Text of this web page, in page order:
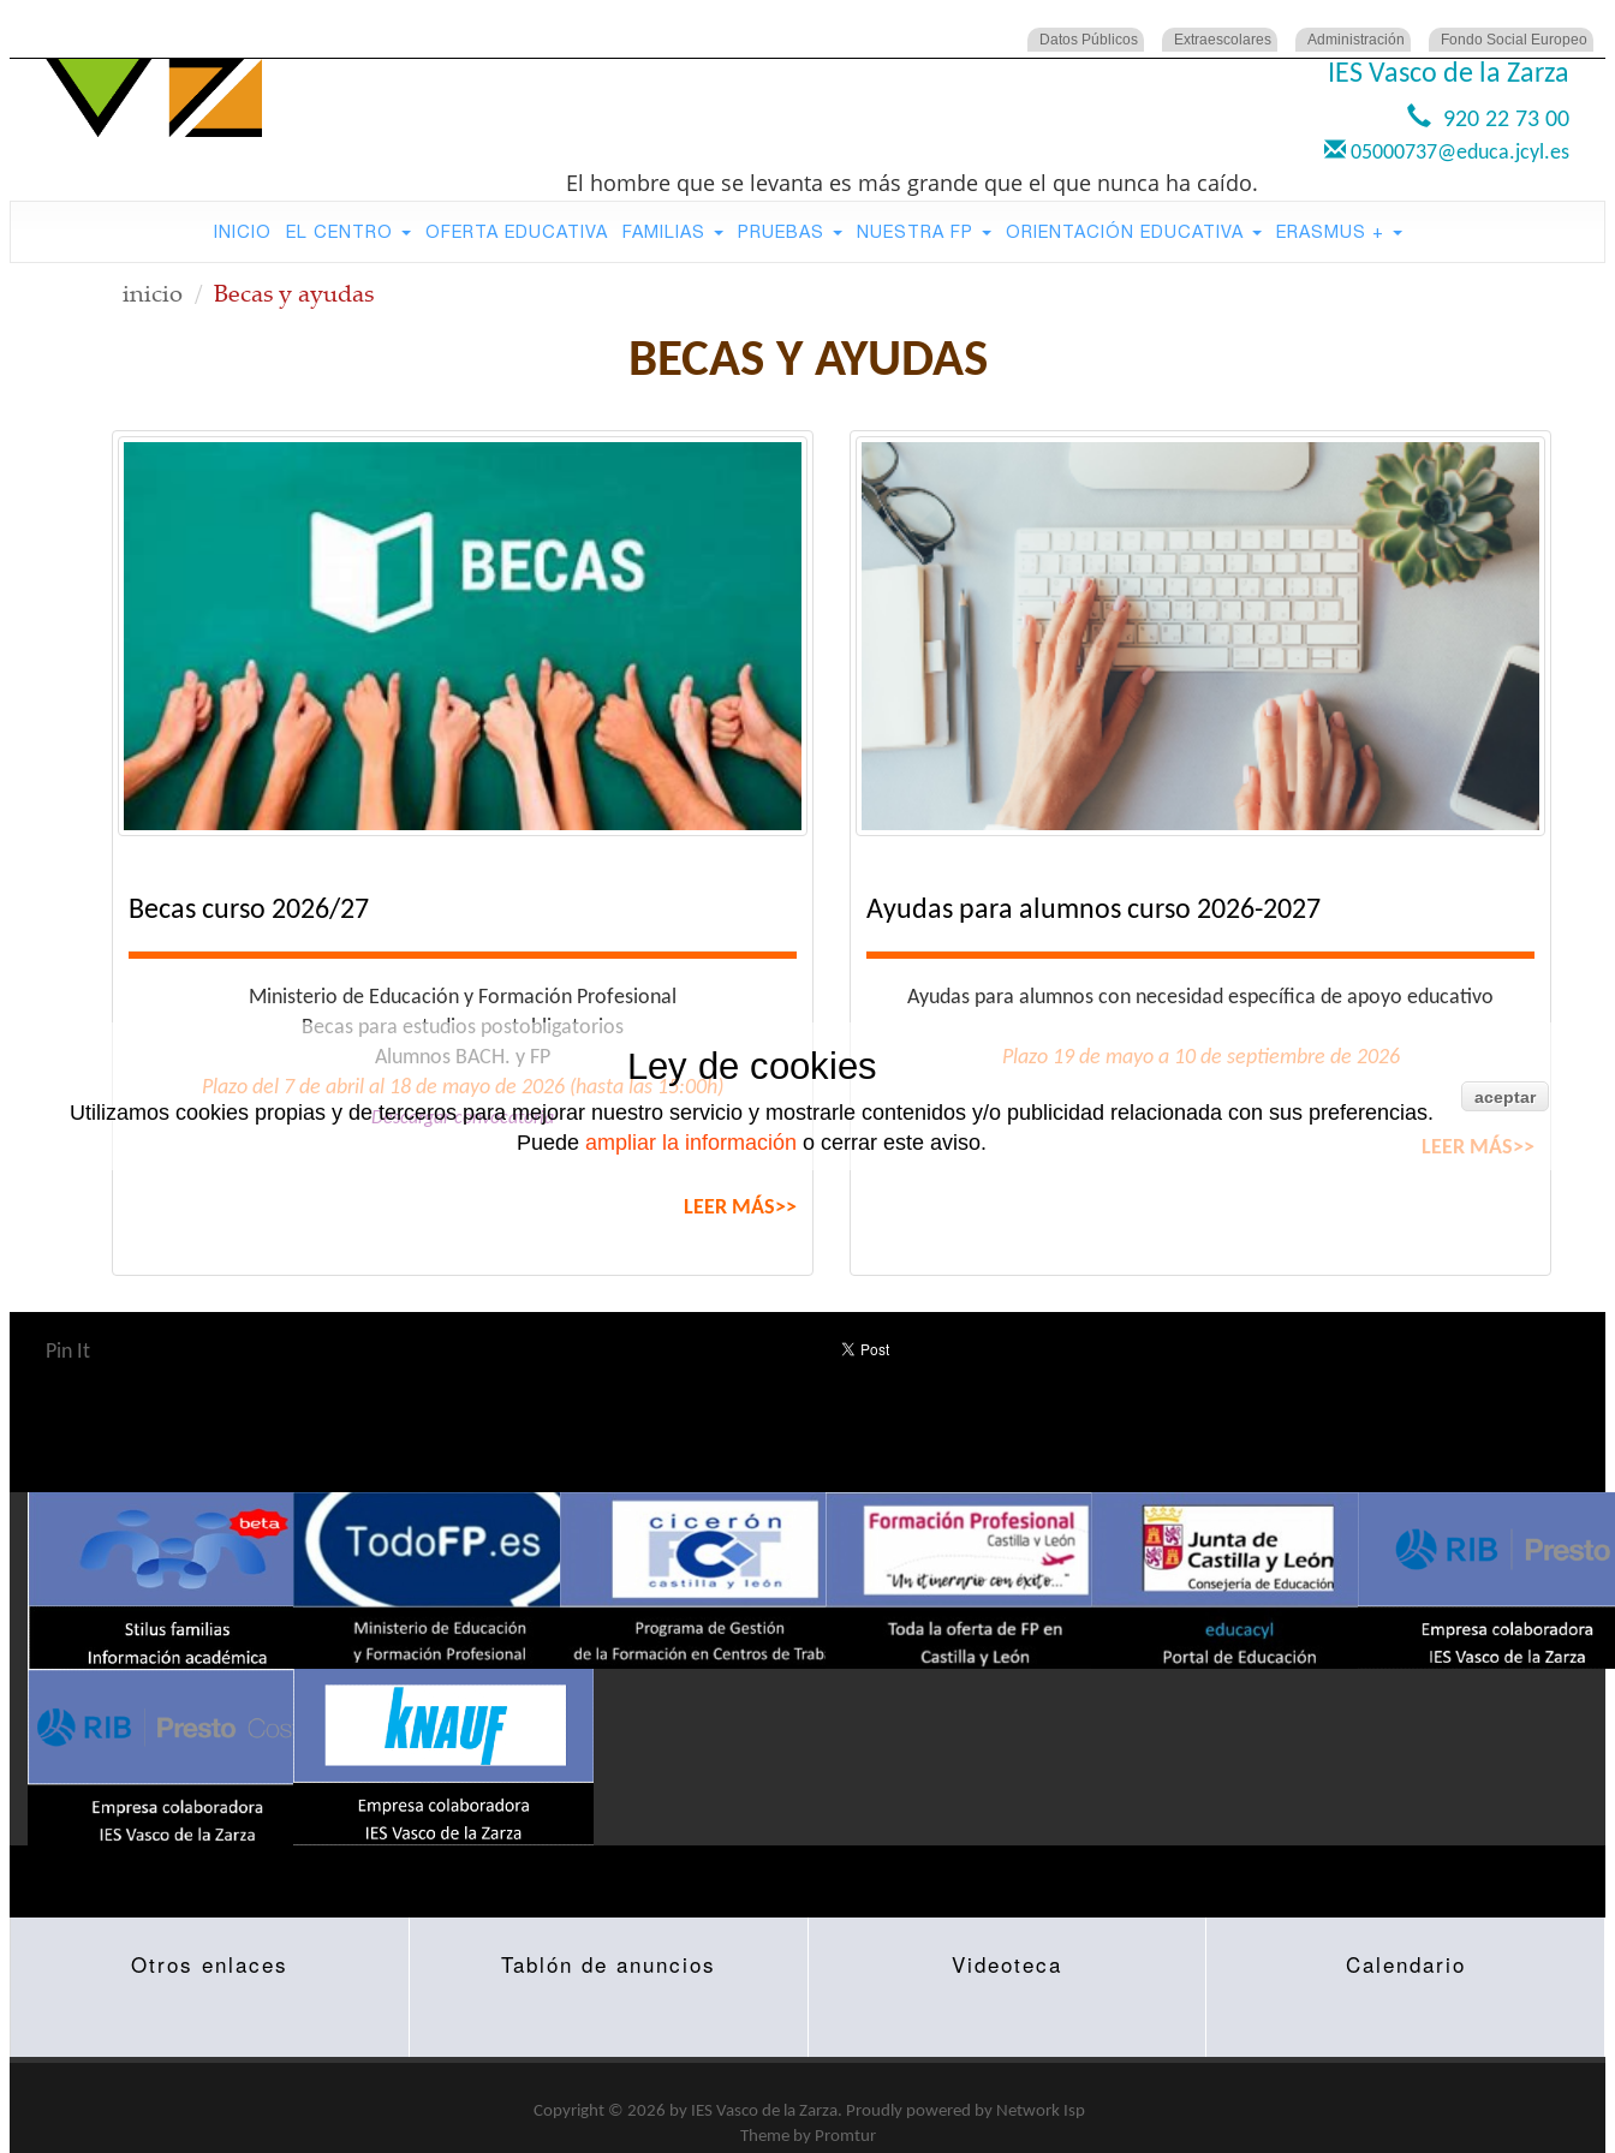
Datos Públicos Extraescolares Administración Fondo Social Europeo
IES Vasco de la Zarza
920 22 73 00
05000737@educa.jcyl.es
El hombre que se levanta es más grande que el que nunca ha caído.
INICIO EL CENTRO OFERTA EDUCATIVA FAMILIAS PRUEBAS NUESTRA FP ORIENTACIÓN EDUCATIVA ERASMUS +
inicio Becas y ayudas
BECAS Y AYUDAS
Becas curso 2026/27
Ministerio de Educación y Formación Profesional
Becas para estudios postobligatorios
Alumnos BACH. y FP
Plazo del 7 de abril al 18 de mayo de 2026 (hasta las 15:00h)
Descargar convocatoria
LEER MÁS>>
Ayudas para alumnos curso 2026-2027
Ayudas para alumnos con necesidad específica de apoyo educativo
Plazo 19 de mayo a 10 de septiembre de 2026
LEER MÁS>>
Pin It
Otros enlaces Tablón de anuncios Videoteca Calendario
Copyright © 2026 by IES Vasco de la Zarza. Proudly powered by Network Isp
Theme by Promtur
Ley de cookies
Utilizamos cookies propias y de terceros para mejorar nuestro servicio y mostrarle contenidos y/o publicidad relacionada con sus preferencias.
Puede ampliar la información o cerrar este aviso.
aceptar